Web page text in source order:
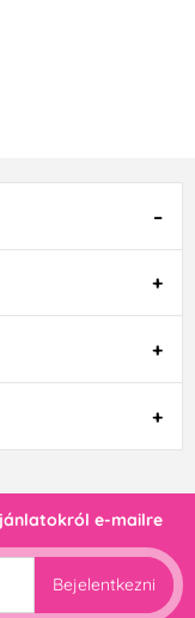
e-mailre
Bejelentkezni